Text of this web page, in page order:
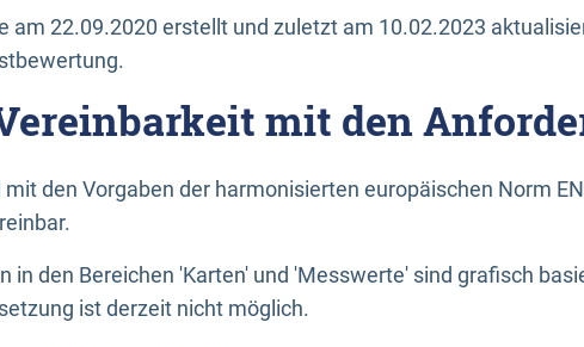
am 22.09.2020 erstellt und zuletzt am 10.02.2023
mit den
den Vorgaben der harmonisierten europäischen Norm
in den Bereichen 'Karten' und 'Messwerte' sind grafisch
ist derzeit nicht möglich.